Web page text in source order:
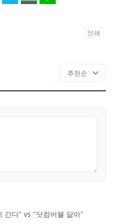
인쇄
간다" vs "닷컴버블 닮아"